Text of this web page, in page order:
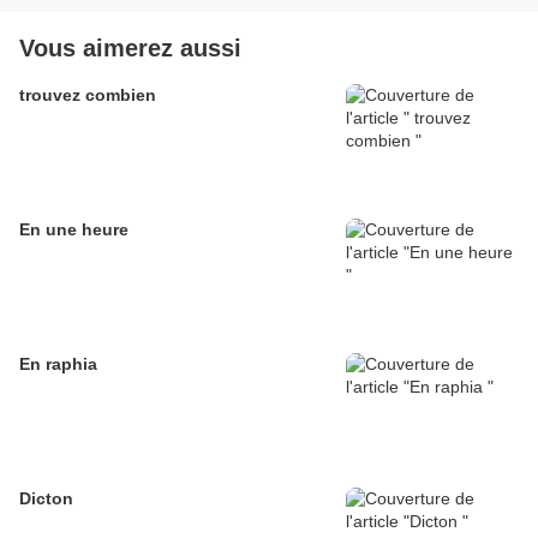
Vous aimerez aussi
trouvez combien
En une heure
En raphia
Dicton